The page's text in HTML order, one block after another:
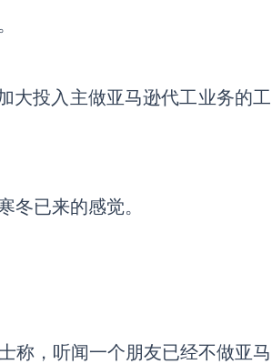
大投入主做亚马逊代工业务的工
冬已来的感觉。
称，听闻一个朋友已经不做亚马